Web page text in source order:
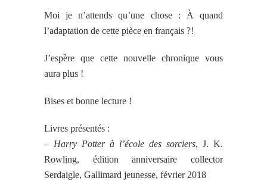
Moi je n’attends qu’une chose : À quand
l’adaptation de cette pièce en français ?!
J’espère que cette nouvelle chronique vous
aura plus !
Bises et bonne lecture !
Livres présentés :
– Harry Potter à l’école des sorciers, J. K.
Rowling, édition anniversaire collector
Serdaigle, Gallimard jeunesse, février 2018